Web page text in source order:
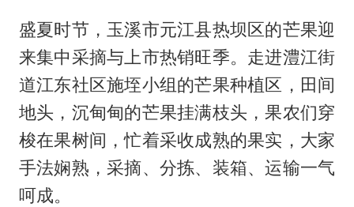
盛夏时节，玉溪市元江县热坝区的芒果迎
来集中采摘与上市热销旺季。走进澧江街
道江东社区施垤小组的芒果种植区，田间
地头，沉甸甸的芒果挂满枝头，果农们穿
梭在果树间，忙着采收成熟的果实，大家
手法娴熟，采摘、分拣、装箱、运输一气
呵成。